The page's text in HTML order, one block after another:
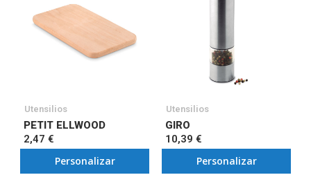
Utensilios
PETIT ELLWOOD
2,47 €
Personalizar
Utensilios
GIRO
10,39 €
Personalizar